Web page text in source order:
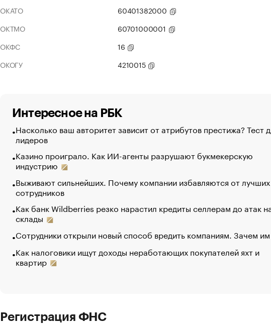
ОКАТО
60401382000
ОКТМО
60701000001
ОКФС
16
ОКОГУ
4210015
Интересное на РБК
Насколько ваш авторитет зависит от атрибутов престижа? Тест
лидеров
Казино проиграло. Как ИИ-агенты разрушают букмекерскую
индустрию
Выживают сильнейших. Почему компании избавляются от лучших
сотрудников
Как банк Wildberries резко нарастил кредиты селлерам до атак
склады
Сотрудники открыли новый способ вредить компаниям. Зачем
Как налоговики ищут доходы неработающих покупателей яхт и
квартир
Регистрация ФНС